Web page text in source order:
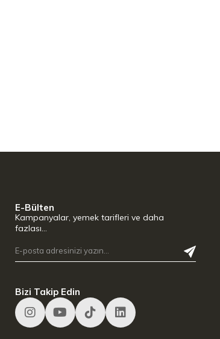
E-Bülten
Kampanyalar, yemek tarifleri ve daha
fazlası…
Bizi Takip Edin